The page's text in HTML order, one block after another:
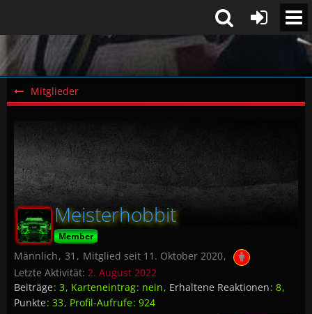
Mitglieder
Meisterhobbit
Member
Männlich 31
Mitglied seit 11. Oktober 2020
Letzte Aktivität: 2. August 2022
Beiträge 3 Karteneintrag nein Erhaltene Reaktionen 8
Punkte 33 Profil-Aufrufe 924